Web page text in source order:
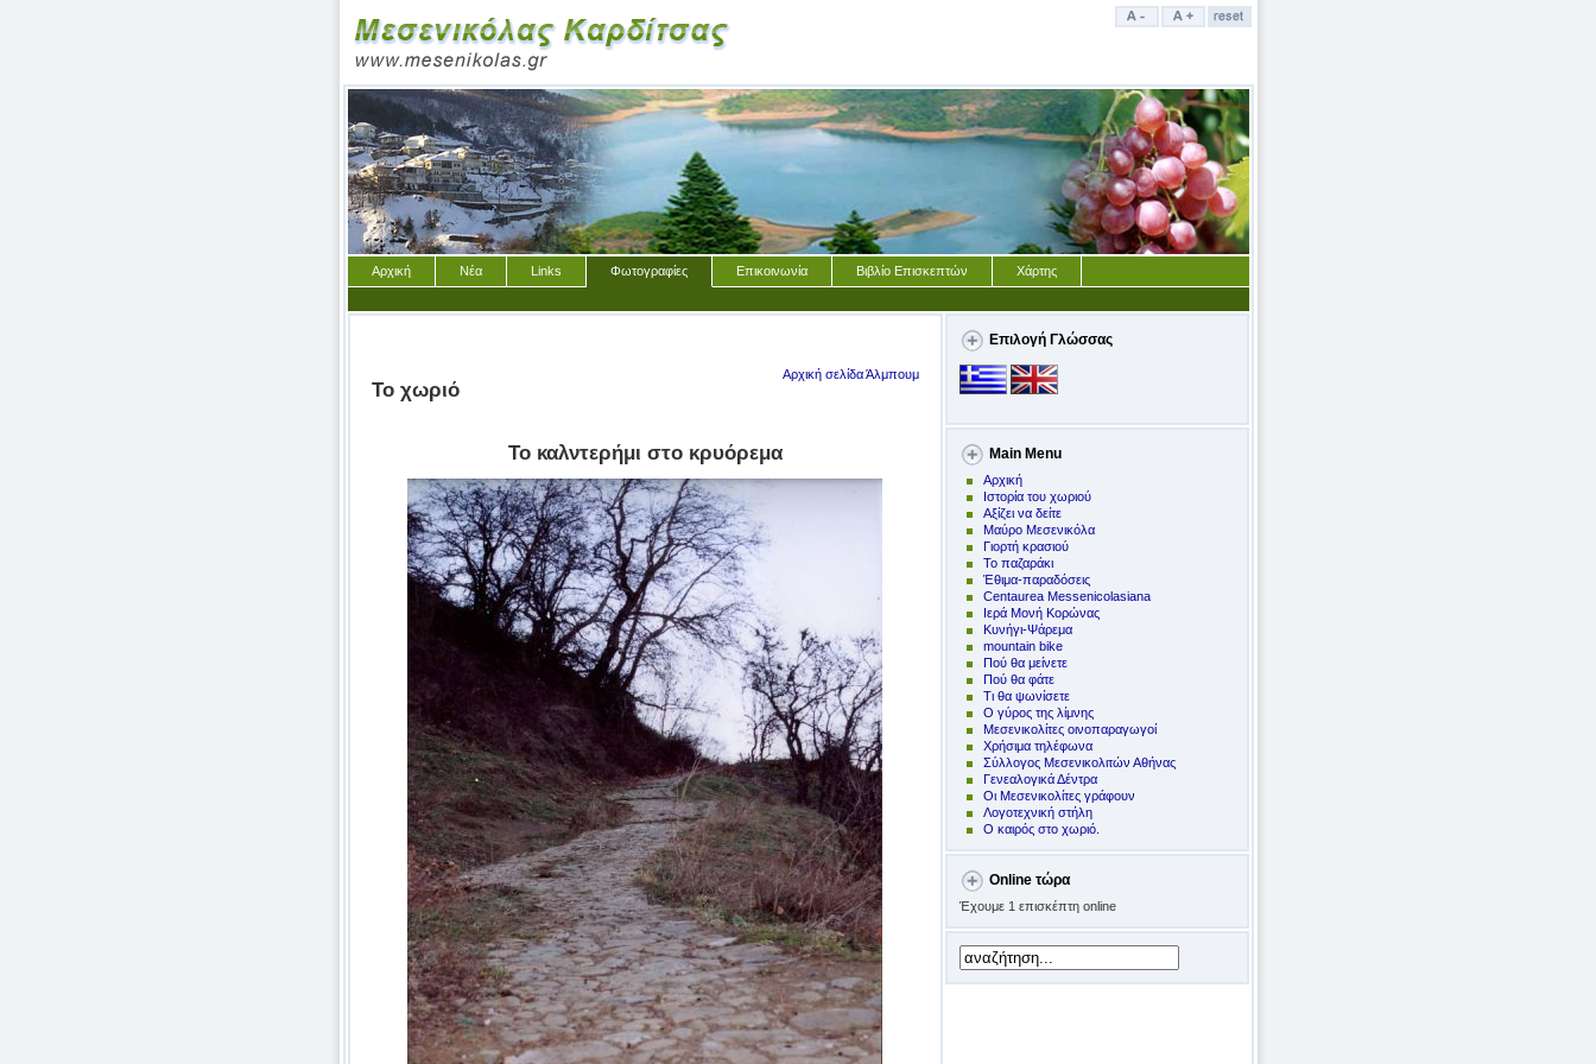
Αρχική Νέα Links Φωτογραφίες Επικοινωνία Βιβλίο Επισκεπτών Χάρτης
Αρχική σελίδα Άλμπουμ
Το χωριό
Το καλντερήμι στο κρυόρεμα
Επιλογή Γλώσσας
Main Menu
Αρχική
Ιστορία του χωριού
Αξίζει να δείτε
Μαύρο Μεσενικόλα
Γιορτή κρασιού
Το παζαράκι
Έθιμα-παραδόσεις
Centaurea Messenicolasiana
Ιερά Μονή Κορώνας
Kυνήγι-Ψάρεμα
mountain bike
Πoύ θα μείνετε
Πού θα φάτε
Τι θα ψωνίσετε
Ο γύρος της λίμνης
Μεσενικολίτες οινοπαραγωγοί
Χρήσιμα τηλέφωνα
Σύλλογος Μεσενικολιτών Αθήνας
Γενεαλογικά Δέντρα
Οι Μεσενικολίτες γράφουν
Λογοτεχνική στήλη
Ο καιρός στο χωριό.
Online τώρα
Έχουμε 1 επισκέπτη online